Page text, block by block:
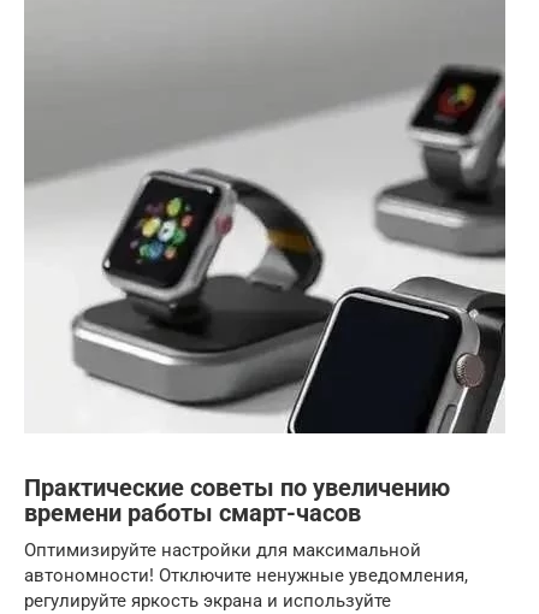
Практические советы по увеличению
времени работы смарт-часов
Оптимизируйте настройки для максимальной
автономности! Отключите ненужные уведомления,
регулируйте яркость экрана и используйте